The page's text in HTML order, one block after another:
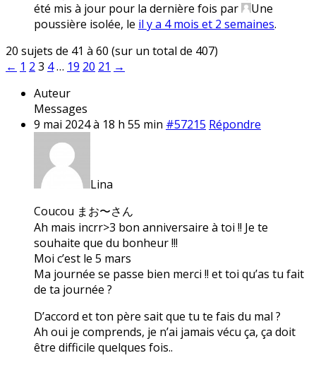
été mis à jour pour la dernière fois par
Une
poussière isolée, le il y a 4 mois et 2 semaines.
20 sujets de 41 à 60 (sur un total de 407)
← 1 2 3 4… 19 20 21 →
Auteur
Messages
9 mai 2024 à 18 h 55 min #57215 Répondre
Lina
Coucou まお〜さん
Ah mais incrr>3 bon anniversaire à toi !! Je te
souhaite que du bonheur !!!
Moi c’est le 5 mars
Ma journée se passe bien merci !! et toi qu’as tu fait
de ta journée ?
D’accord et ton père sait que tu te fais du mal ?
Ah oui je comprends, je n’ai jamais vécu ça, ça doit
être difficile quelques fois..